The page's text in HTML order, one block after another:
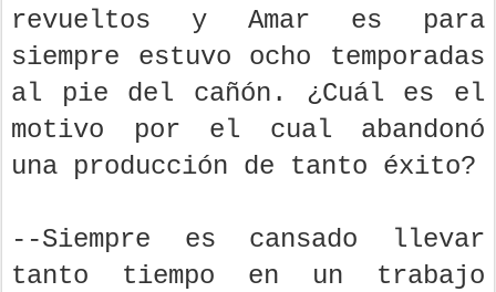
revueltos y Amar es para
siempre estuvo ocho temporadas
al pie del cañón. ¿Cuál es el
motivo por el cual abandonó
una producción de tanto éxito?
--Siempre es cansado llevar
tanto tiempo en un trabajo